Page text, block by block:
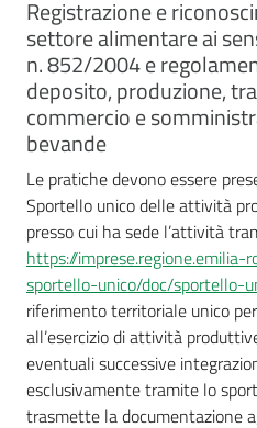
Registrazione e
settore alimentare ai
n. 852/2004 e
deposito, produzione,
commercio e
bevande
Le pratiche devono essere
Sportello unico delle attività
presso cui ha sede l’attività
https://
sportello-unico/doc/sportello-
riferimento territoriale unico
all’esercizio di attività
eventuali successive
esclusivamente tramite lo
trasmette la documentazione